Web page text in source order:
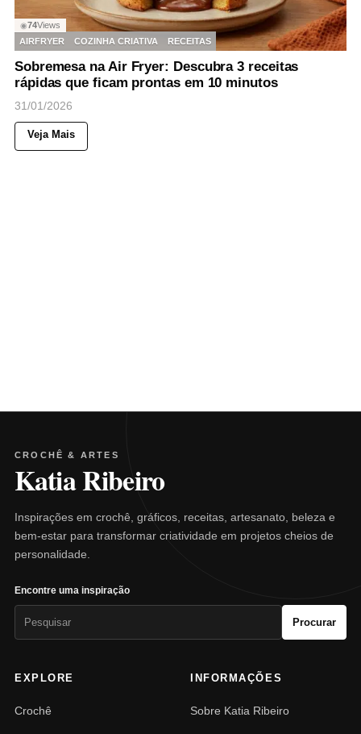
◉74Views
AIRFRYER
COZINHA CRIATIVA RECEITAS
Sobremesa na Air Fryer: Descubra 3 receitas
rápidas que ficam prontas em 10 minutos
31/01/2026
Veja Mais
CROCHÊ & ARTES
Katia Ribeiro
Inspirações em crochê, gráficos, receitas, artesanato, beleza e
bem-estar para transformar criatividade em projetos cheios de
personalidade.
Encontre uma inspiração
Procurar
EXPLORE
Crochê
INFORMAÇÕES
Sobre Katia Ribeiro